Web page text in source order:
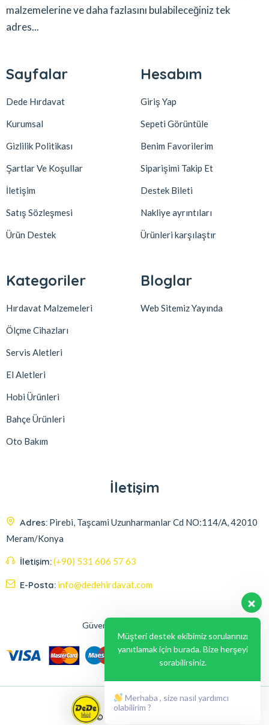
malzemelerine ve daha fazlasını bulabileceğiniz tek
adres...
Sayfalar
Dede Hırdavat
Kurumsal
Gizlilik Politikası
Şartlar Ve Koşullar
İletişim
Satış Sözleşmesi
Ürün Destek
Hesabım
Giriş Yap
Sepeti Görüntüle
Benim Favorilerim
Siparişimi Takip Et
Destek Bileti
Nakliye ayrıntıları
Ürünleri karşılaştır
Kategoriler
Hırdavat Malzemeleri
Ölçme Cihazları
Servis Aletleri
El Aletleri
Hobi Ürünleri
Bahçe Ürünleri
Oto Bakım
Bloglar
Web Sitemiz Yayında
İletişim
Adres: Pirebi, Taşcami Uzunharmanlar Cd NO:114/A, 42010
Meram/Konya
İletişim:(+90) 531 606 57 63
E-Posta: info@dedehirdavat.com
Güvenli Ödeme Seçenekleri
© 2024, Liabil Dizayn
Müşteri destek ekibimiz sorularınızı
yanıtlamak için burada. Bize herşeyi
sorabilirsiniz.
Merhaba , size nasıl yardımcı
olabilirim ?